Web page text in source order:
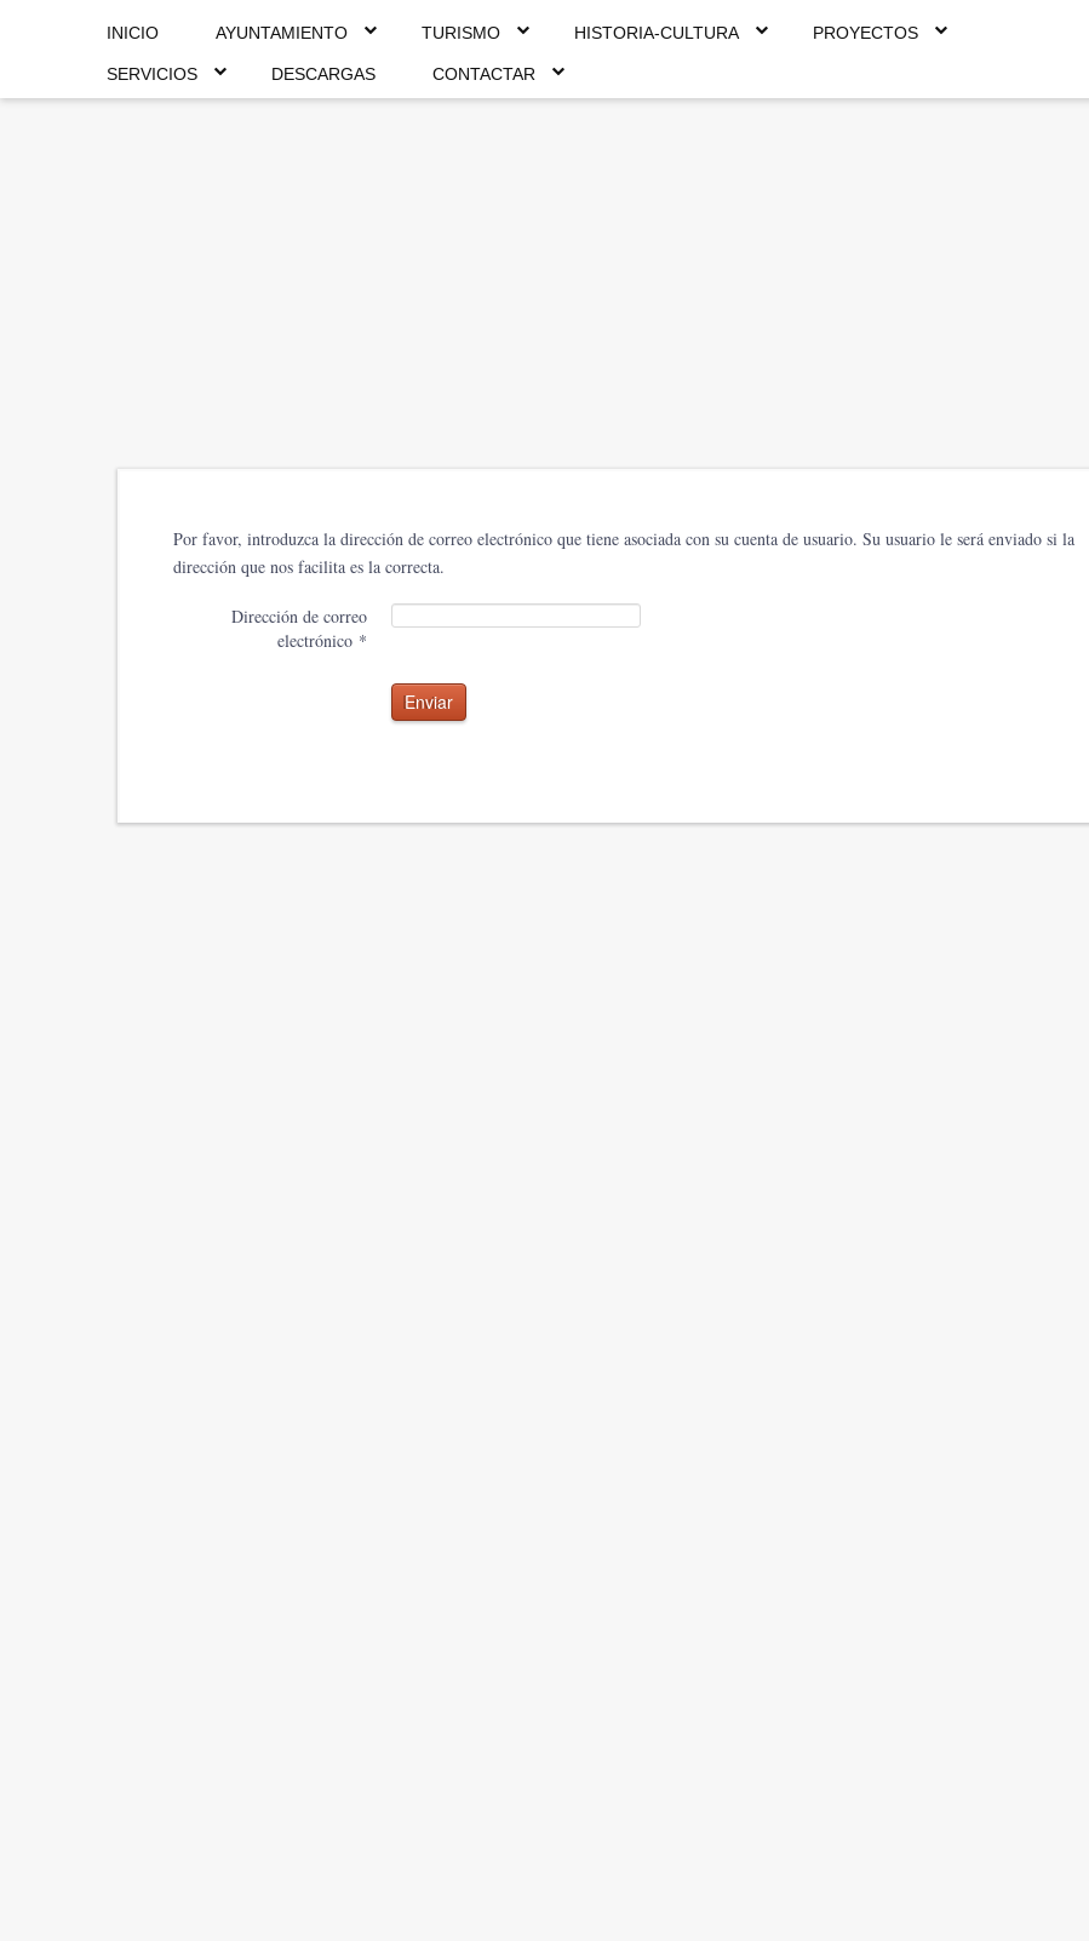
INICIO AYUNTAMIENTO TURISMO HISTORIA-CULTURA PROYECTOS
SERVICIOS DESCARGAS CONTACTAR
Por favor, introduzca la dirección de correo electrónico que tiene asociada con su cuenta de usuario. Su usuario le será enviado si la
dirección que nos facilita es la correcta.
Dirección de correo
electrónico *
Enviar